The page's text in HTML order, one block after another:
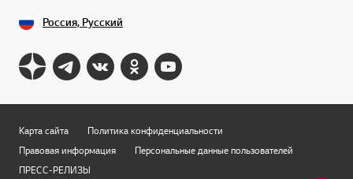
Россия, Русский
Карта сайта
Политика конфиденциальности
Правовая информация
Персональные данные пользователей
ПРЕСС-РЕЛИЗЫ